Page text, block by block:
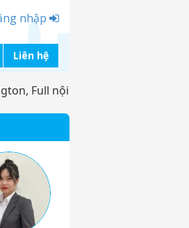
nhập
Liên hệ
Full nội